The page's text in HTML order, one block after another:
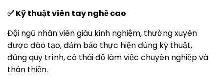
✅ Kỹ thuật viên tay nghề cao
Đội ngũ nhân viên giàu kinh nghiệm, thường xuyên
được đào tạo, đảm bảo thực hiện đúng kỹ thuật,
đúng quy trình, có thái độ làm việc chuyên nghiệp và
thân thiện.